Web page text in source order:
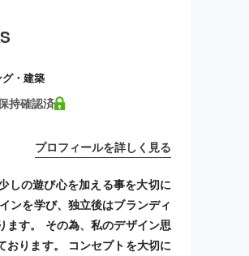
・建築
持確認済
プロフィールを詳しく見る
しの遊び心を加える事を大切に
ンを学び、独立後はブランディ
ます。 その為、私のデザイン思
おります。 コンセプトを大切に